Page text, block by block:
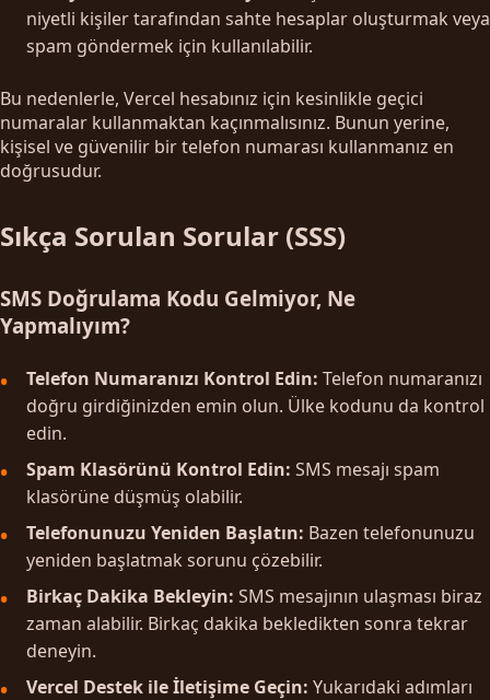
niyetli kişiler tarafından sahte hesaplar oluşturmak veya
spam göndermek için kullanılabilir.
Bu nedenlerle, Vercel hesabınız için kesinlikle geçici
numaralar kullanmaktan kaçınmalısınız. Bunun yerine,
kişisel ve güvenilir bir telefon numarası kullanmanız en
doğrusudur.
Sıkça Sorulan Sorular (SSS)
SMS Doğrulama Kodu Gelmiyor, Ne
Yapmalıyım?
Telefon Numaranızı Kontrol Edin: Telefon numaranızı
doğru girdiğinizden emin olun. Ülke kodunu da kontrol
edin.
Spam Klasörünü Kontrol Edin: SMS mesajı spam
klasörüne düşmüş olabilir.
Telefonunuzu Yeniden Başlatın: Bazen telefonunuzu
yeniden başlatmak sorunu çözebilir.
Birkaç Dakika Bekleyin: SMS mesajının ulaşması biraz
zaman alabilir. Birkaç dakika bekledikten sonra tekrar
deneyin.
Vercel Destek ile İletişime Geçin: Yukarıdaki adımları